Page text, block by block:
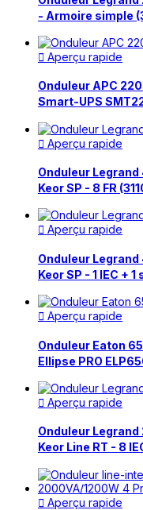
- Armoire simple
 Aperçu rapide
Onduleur APC
Smart-UPS
 Aperçu rapide
Onduleur
Keor SP - 8 FR
 Aperçu rapide
Onduleur
Keor SP - 1 IEC +
 Aperçu rapide
Onduleur Eaton
Ellipse PRO
 Aperçu rapide
Onduleur
Keor Line RT - 8
 Aperçu rapide